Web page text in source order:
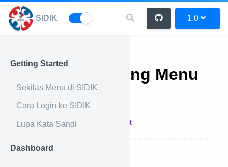
SIDIK 1.0
Getting Started
Sekilas Menu di SIDIK
Cara Login ke SIDIK
Lupa Kata Sandi
Dashboard
Sekilas tentang Menu
Laporan
17 Feb 2023 Print